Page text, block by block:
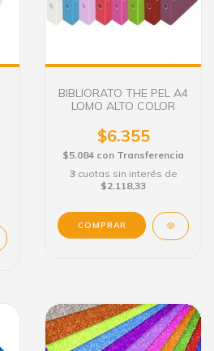
BIBLIORATO THE PEL A4
LOMO ALTO COLOR
$6.355
$5.084 con Transferencia
3 cuotas sin interés de
$2.118,33
COMPRAR